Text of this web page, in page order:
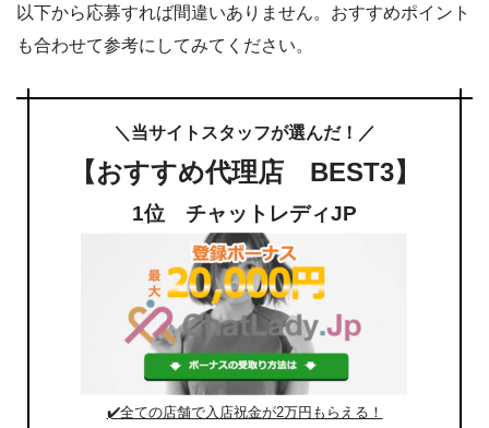
以下から応募すれば間違いありません。おすすめポイント
も合わせて参考にしてみてください。
＼当サイトスタッフが選んだ！／
【おすすめ代理店 BEST3】
1位 チャットレディJP
✔️全ての店舗で入店祝金が2万円もらえる！